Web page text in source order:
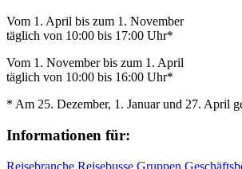
Vom 1. April bis zum 1. November
täglich von 10:00 bis 17:00 Uhr*
Vom 1. November bis zum 1. April
täglich von 10:00 bis 16:00 Uhr*
* Am 25. Dezember, 1. Januar und 27. April
Informationen für:
Reisebranche Reisebusse Gruppen